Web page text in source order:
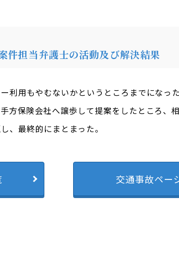
件担当弁護士の活動及び解決結果
利用もやむないかというところまでになっ
方保険会社へ譲歩して提案をしたところ、
、最終的にまとまった。
交通事故ペー